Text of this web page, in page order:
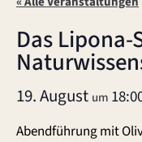
Das
19. August um
Abendführung mit